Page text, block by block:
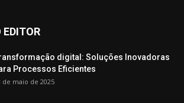
EDITOR
digital: Soluções Inovadoras
Processos Eficientes
de maio de 2025